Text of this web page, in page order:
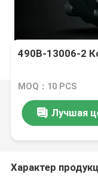
490B-13006-2
MOQ：10 PCS
Лучшая
Характер